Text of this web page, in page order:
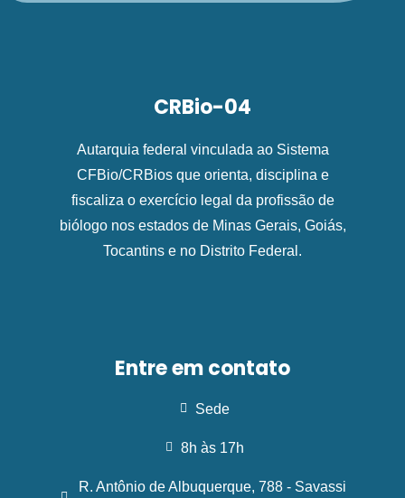
CRBio-04
Autarquia federal vinculada ao Sistema
CFBio/CRBios que orienta, disciplina e
fiscaliza o exercício legal da profissão de
biólogo nos estados de Minas Gerais, Goiás,
Tocantins e no Distrito Federal.
Entre em contato
Sede
8h às 17h
R. Antônio de Albuquerque, 788 - Savassi